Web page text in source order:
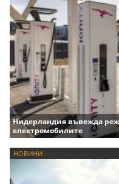
Нидерландия въвежда
електромобилите
НОВИНИ